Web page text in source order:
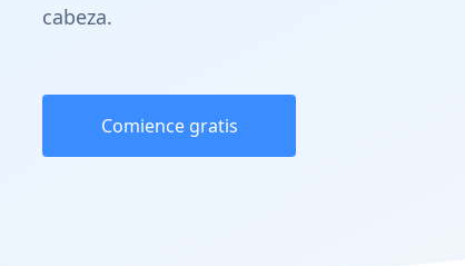
cabeza.
Comience gratis